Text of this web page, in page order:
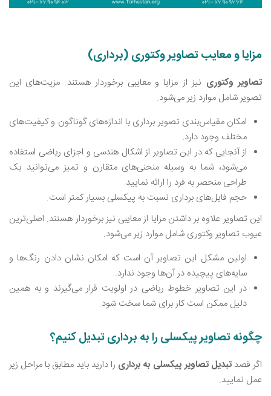
مزایا و معایب تصاویر وکتوری (برداری)
تصاویر وکتوری نیز از مزایا و معایبی برخوردار هستند. مزیت‌های این
تصویر شامل موارد زیر می‌شود.
امکان مقیاس‌بندی تصویر برداری با اندازه‌های گوناگون و کیفیت‌های
مختلف وجود دارد.
از آنجایی که در این تصاویر از اشکال هندسی و اجزای ریاضی استفاده
می‌شود، شما به وسیله منحنی‌های متقارن و تمیز می‌توانید یک
طراحی منحصر به فرد را ارائه نمایید.
حجم فایل‌های برداری نسبت به پیکسلی بسیار کمتر است.
این تصاویر علاوه بر داشتن مزایا از معایبی نیز برخوردار هستند. اصلی‌ترین
عیوب تصاویر وکتوری شامل موارد زیر می‌شود.
اولین مشکل این تصاویر آن است که امکان نشان دادن رنگ‌ها و
سایه‌های پیچیده در آن‌ها وجود ندارد.
در این تصاویر خطوط ریاضی در اولویت قرار می‌گیرند و به همین
دلیل ممکن است کار برای شما سخت شود.
چگونه تصاویر پیکسلی را به برداری تبدیل کنیم؟
اگر قصد تبدیل تصاویر پیکسلی به برداری را دارید باید مطابق با مراحل زیر
عمل نمایید.